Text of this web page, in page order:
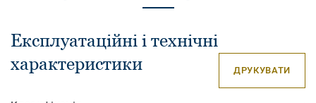
Експлуатаційні і технічні
характеристики
ДРУКУВАТИ